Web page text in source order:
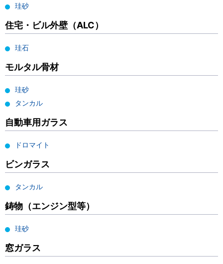
珪砂
住宅・ビル外壁（ALC）
珪石
モルタル骨材
珪砂
タンカル
自動車用ガラス
ドロマイト
ビンガラス
タンカル
鋳物（エンジン型等）
珪砂
窓ガラス